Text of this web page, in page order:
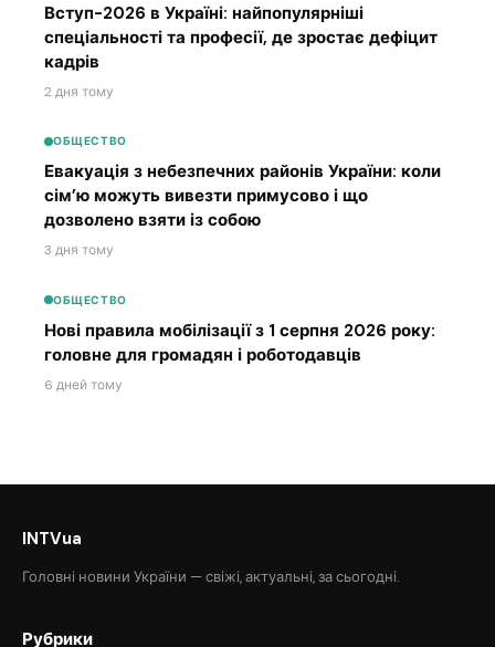
Вступ-2026 в Україні: найпопулярніші
спеціальності та професії, де зростає дефіцит
кадрів
2 дня тому
ОБЩЕСТВО
Евакуація з небезпечних районів України: коли
сім’ю можуть вивезти примусово і що
дозволено взяти із собою
3 дня тому
ОБЩЕСТВО
Нові правила мобілізації з 1 серпня 2026 року:
головне для громадян і роботодавців
6 дней тому
INTVua
Головні новини України — свіжі, актуальні, за сьогодні.
Рубрики